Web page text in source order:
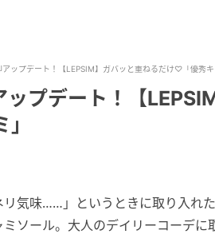
アップデート！【LEPSIM】ガバッと重ねるだけ♡「優秀キ
ップデート！【
リ気味……」というときに取り入れ
ソール。大人のデイリーコーデに